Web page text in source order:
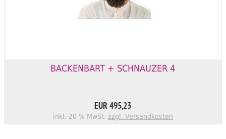
BACKENBART + SCHNAUZER 4
EUR 495,23
inkl. 20 % MwSt. zzgl. Versandkosten